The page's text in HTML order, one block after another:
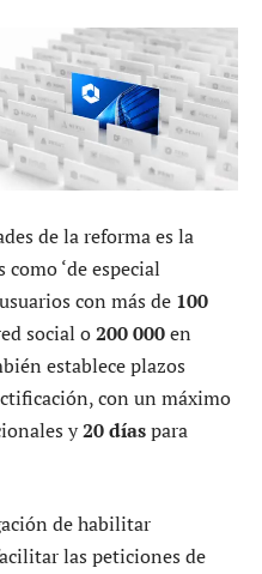
de la reforma es la
‘de especial
con más de 100
social o200 000en
establece plazos
con un máximo
y20 díaspara
de habilitar
las peticiones de